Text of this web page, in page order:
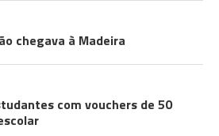
chegava à Madeira
com vouchers de 50